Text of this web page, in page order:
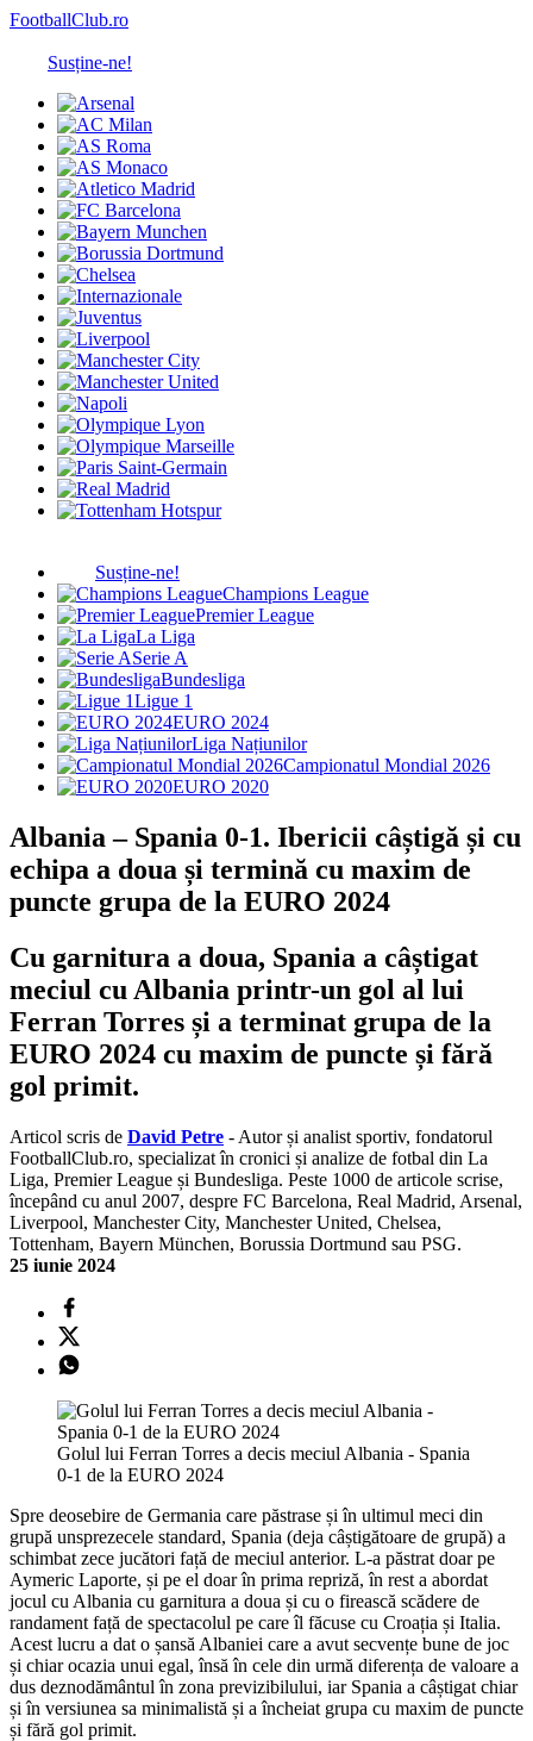
FootballClub.ro
Susține-ne!
Susține-ne!
Champions League
Premier League
La Liga
Serie A
Bundesliga
Ligue 1
EURO 2024
Liga Națiunilor
Campionatul Mondial 2026
EURO 2020
Albania – Spania 0-1. Ibericii câștigă și cu
echipa a doua și termină cu maxim de
puncte grupa de la EURO 2024
Cu garnitura a doua, Spania a câștigat
meciul cu Albania printr-un gol al lui
Ferran Torres și a terminat grupa de la
EURO 2024 cu maxim de puncte și fără
gol primit.
Articol scris de David Petre - Autor și analist sportiv, fondatorul
FootballClub.ro, specializat în cronici și analize de fotbal din La
Liga, Premier League și Bundesliga. Peste 1000 de articole scrise,
începând cu anul 2007, despre FC Barcelona, Real Madrid, Arsenal,
Liverpool, Manchester City, Manchester United, Chelsea,
Tottenham, Bayern München, Borussia Dortmund sau PSG.
25 iunie 2024
Golul lui Ferran Torres a decis meciul Albania - Spania
0-1 de la EURO 2024
Spre deosebire de Germania care păstrase și în ultimul meci din
grupă unsprezecele standard, Spania (deja câștigătoare de grupă) a
schimbat zece jucători față de meciul anterior. L-a păstrat doar pe
Aymeric Laporte, și pe el doar în prima repriză, în rest a abordat
jocul cu Albania cu garnitura a doua și cu o firească scădere de
randament față de spectacolul pe care îl făcuse cu Croația și Italia.
Acest lucru a dat o șansă Albaniei care a avut secvențe bune de joc
și chiar ocazia unui egal, însă în cele din urmă diferența de valoare a
dus deznodământul în zona previzibilului, iar Spania a câștigat chiar
și în versiunea sa minimalistă și a încheiat grupa cu maxim de puncte
și fără gol primit.